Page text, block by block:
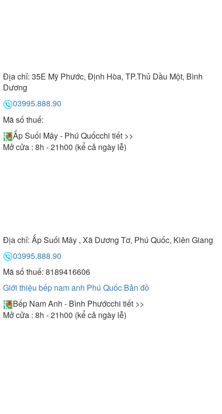
Địa chỉ: 35E Mỹ Phước, Định Hòa, TP.Thủ Dầu Một, Bình
Dương
03995.888.90
Mã số thuế:
Ấp Suối Mây - Phú Quốcchi tiết >>
Mở cửa : 8h - 21h00 (kể cả ngày lễ)
Địa chỉ: Ấp Suối Mây , Xã Dương Tơ, Phú Quốc, Kiên Giang
03995.888.90
Mã số thuế: 8189416606
Giới thiệu bếp nam anh Phú Quốc Bản đồ
Bếp Nam Anh - Bình Phướcchi tiết >>
Mở cửa : 8h - 21h00 (kể cả ngày lễ)